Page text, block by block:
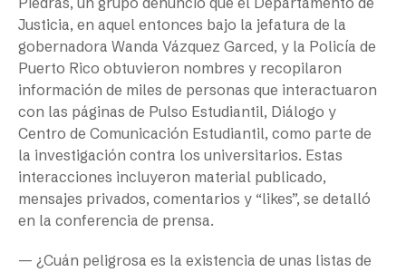
Justicia, en aquel entonces bajo la jefatura de la
gobernadora Wanda Vázquez Garced, y la Policía de
Puerto Rico obtuvieron nombres y recopilaron
información de miles de personas que interactuaron
con las páginas de Pulso Estudiantil, Diálogo y
Centro de Comunicación Estudiantil, como parte de
la investigación contra los universitarios. Estas
interacciones incluyeron material publicado,
mensajes privados, comentarios y “likes”, se detalló
en la conferencia de prensa.
— ¿Cuán peligrosa es la existencia de unas listas de